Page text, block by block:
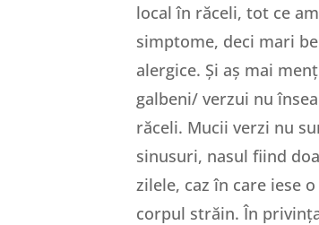
local în răceli, tot ce
simptome, deci mari
alergice. Și aș mai
galbeni/ verzui nu
răceli. Mucii verzi nu
sinusuri, nasul fiind
zilele, caz în care iese
corpul străin. În